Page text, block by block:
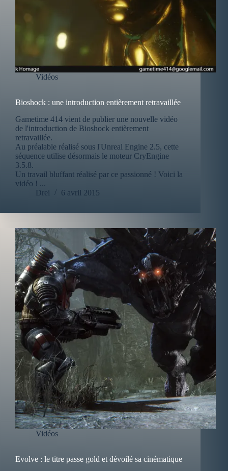
Vidéos
Bioshock : une introduction entièrement retravaillée
Gametime 414 vient de publier une nouvelle vidéo
de l'introduction de Bioshock entièrement
retravaillée.
Au préalable réalisé sous l'Unreal Engine 2.5, cette
séquence utilise désormais le moteur CryEngine
3.5.8.
Un travail bluffant réalisé par ce passionné ! Voici la
vidéo ! ...
Drei
6 avril 2015
Vidéos
Evolve : le titre passe gold et dévoilé sa cinématique